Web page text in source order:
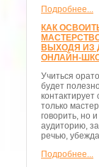
Подробнее...
КАК
ВЫХОДЯ ИЗ
ОНЛАЙН-
Учиться
будет
только
говорить, но
аудиторию,
речью,
Подробнее...